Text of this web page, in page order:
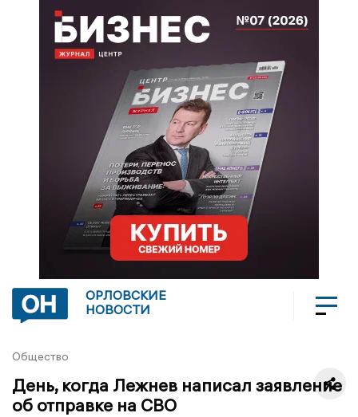
ОРЛОВСКИЕ
НОВОСТИ
Общество
День, когда Лежнев написал заявление
об отправке на СВО